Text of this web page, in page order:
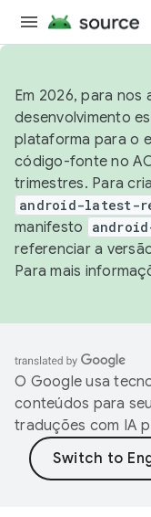
Em 2026, para nos
desenvolvimento
plataforma para o
código-fonte no
trimestres. Para
android-latest-
manifesto
referenciar a
Para mais
O Google usa
conteúdos para
traduções com IA